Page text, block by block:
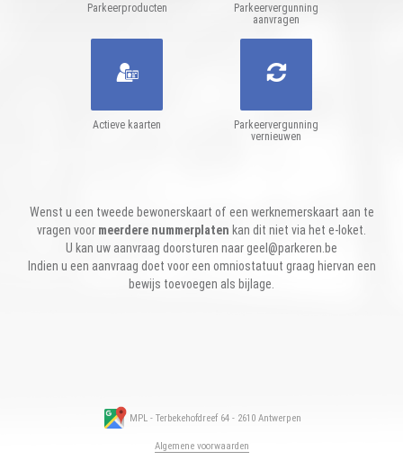
Parkeerproducten
Parkeervergunning
aanvragen
Actieve kaarten
Parkeervergunning
vernieuwen
Wenst u een tweede bewonerskaart of een werknemerskaart aan te
vragen voor meerdere nummerplaten kan dit niet via het e-loket.
U kan uw aanvraag doorsturen naargeel@parkeren.be
Indien u een aanvraag doet voor een omniostatuut graag hiervan een
bewijs toevoegen als bijlage.
MPL - Terbekehofdreef 64 - 2610 Antwerpen
Algemene voorwaarden